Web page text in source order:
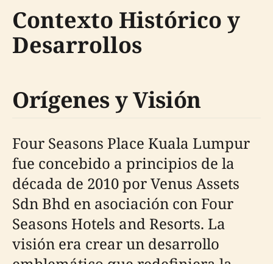
Contexto Histórico y
Desarrollos
Orígenes y Visión
Four Seasons Place Kuala Lumpur
fue concebido a principios de la
década de 2010 por Venus Assets
Sdn Bhd en asociación con Four
Seasons Hotels and Resorts. La
visión era crear un desarrollo